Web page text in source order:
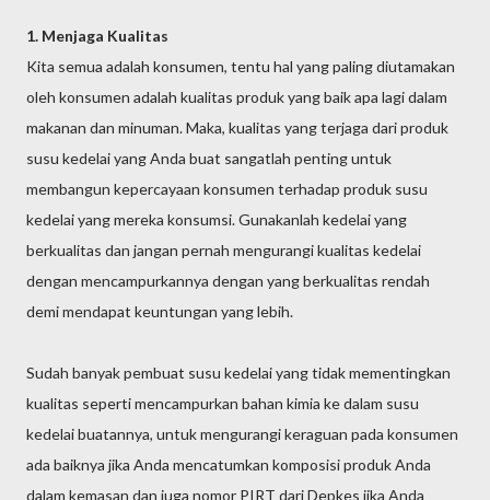
1. Menjaga Kualitas
Kita semua adalah konsumen, tentu hal yang paling diutamakan
oleh konsumen adalah kualitas produk yang baik apa lagi dalam
makanan dan minuman. Maka, kualitas yang terjaga dari produk
susu kedelai yang Anda buat sangatlah penting untuk
membangun kepercayaan konsumen terhadap produk susu
kedelai yang mereka konsumsi. Gunakanlah kedelai yang
berkualitas dan jangan pernah mengurangi kualitas kedelai
dengan mencampurkannya dengan yang berkualitas rendah
demi mendapat keuntungan yang lebih.
Sudah banyak pembuat susu kedelai yang tidak mementingkan
kualitas seperti mencampurkan bahan kimia ke dalam susu
kedelai buatannya, untuk mengurangi keraguan pada konsumen
ada baiknya jika Anda mencatumkan komposisi produk Anda
dalam kemasan dan juga nomor PIRT dari Depkes jika Anda